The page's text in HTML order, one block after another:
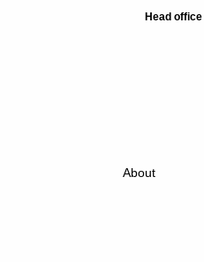
Head office
About